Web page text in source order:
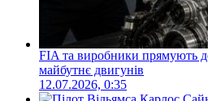
FIA та виробники прямують
майбутнє двигунів
12.07.2026, 0:35